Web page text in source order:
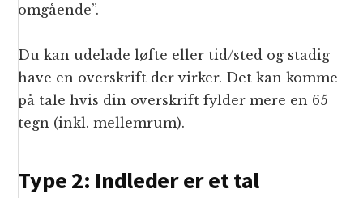
omgående”.
Du kan udelade løfte eller tid/sted og stadig
have en overskrift der virker. Det kan komme
på tale hvis din overskrift fylder mere en 65
tegn (inkl. mellemrum).
Type 2: Indleder er et tal